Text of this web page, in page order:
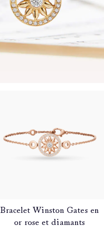
Bracelet Winston Gates en
or rose et diamants